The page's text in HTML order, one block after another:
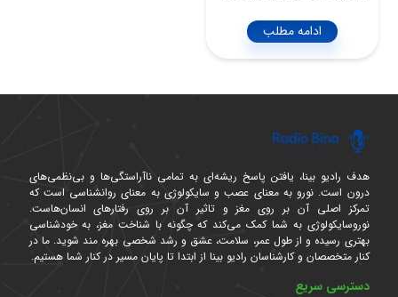
ادامه مطلب
هدف رادیو بینا، یافتن پاسخ ریشه‌ای به تمامی ناآراستگی‌ها و بی‌نظمی‌های
درون است. نورو به معنای عصب و سایکولوژی به معنای روانشناسی است که
تمرکز اصلی آن بر روی مغز و تاثیر آن بر روی رفتارهای انسان‌هاست.
نوروسایکولوژی به شما کمک می‌کند که چگونه با شناخت مغز، به خودشناسی
بهتری رسیده و از طول عمر، سلامت، عشق و رشد شخصی بهره مند شوید. ما در
کنار متخصصان و کارشناسان رادیو بینا از ابتدا تا پایان مسیر در کنار شما هستیم.
دسترسی سریع